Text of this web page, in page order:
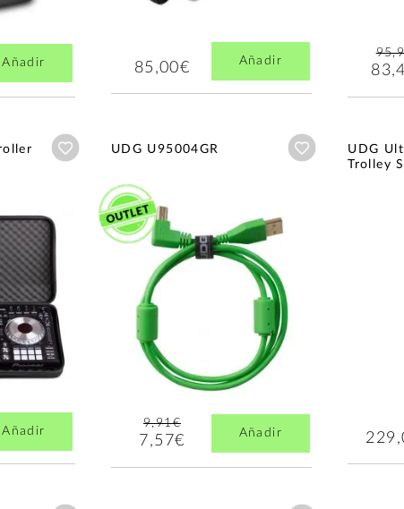
Añadir 85,00€ Añadir
Añadir a wishlist
Añadir
UDG U95004GR Añadir a
9,91€
7,57€ Añadir
UDG
Trolley